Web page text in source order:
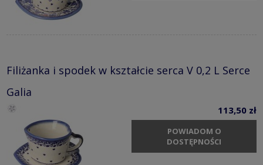
Filiżanka i spodek w kształcie serca V 0,2 L Serce
Galia
113,50 zł
POWIADOM O
DOSTĘPNOŚCI